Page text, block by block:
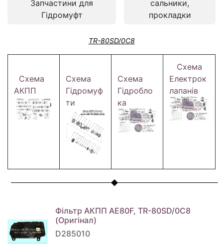
Запчастини для
Гідромуфт
сальники,
прокладки
TR-80SD/0C8
Схема
АКПП
Схема
Гідромуф
ти
Схема
Гідробло
ка
Схема
Електрок
лапанів
Фільтр АКПП AE80F, TR-80SD/0C8
(Оригінал)
D285010